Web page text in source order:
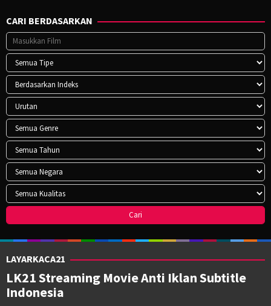
CARI BERDASARKAN
LAYARKACA21
LK21 Streaming Movie Anti Iklan Subtitle
Indonesia